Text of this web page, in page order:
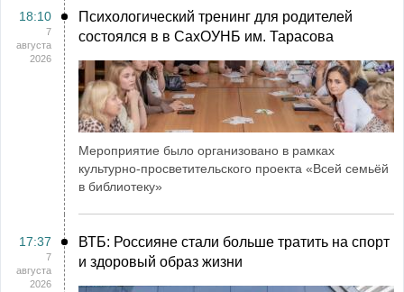
18:10
7
августа
2026
Психологический тренинг для родителей
состоялся в в СахОУНБ им. Тарасова
Мероприятие было организовано в рамках
культурно-просветительского проекта «Всей семьёй
в библиотеку»
17:37
7
августа
2026
ВТБ: Россияне стали больше тратить на спорт
и здоровый образ жизни